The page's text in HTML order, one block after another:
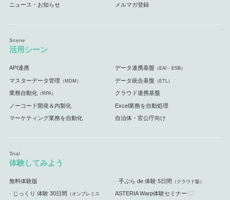
ニュース・お知らせ メルマガ登録
活用シーン
API連携 データ連携基盤 （EAI・ESB）
マスターデータ管理 （MDM） データ統合基盤 （ETL）
業務自動化（RPA） クラウド連携基盤
ノーコード開発＆内製化 Excel業務を自動処理
マーケティング業務を自動化 自治体・官公庁向け
体験してみよう
無料体験版 手ぶら de 体験 5日間 （クラウド版）
じっくり 体験 30日間 （オンプレミス ASTERIA Warp体験セミナー